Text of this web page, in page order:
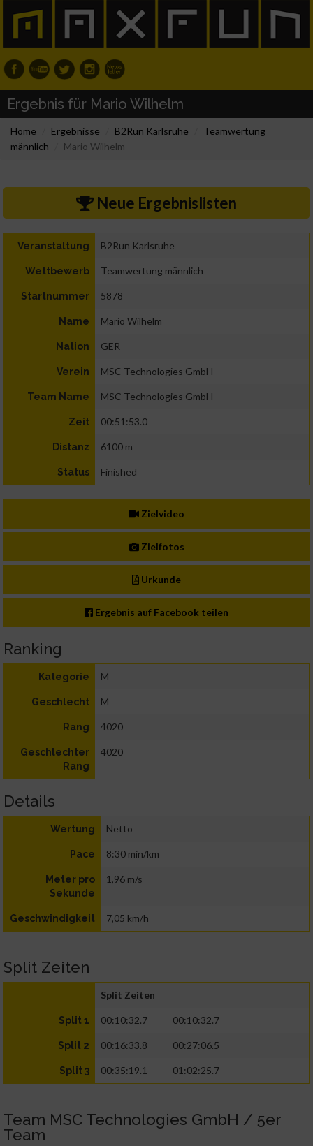
Ergebnis für Mario Wilhelm
Home Ergebnisse B2Run Karlsruhe
Teamwertung
männlich
Mario Wilhelm
Neue Ergebnislisten
Veranstaltung B2Run Karlsruhe
Wettbewerb Teamwertung männlich
Startnummer 5878
Name Mario Wilhelm
Nation GER
Verein MSC Technologies GmbH
Team Name MSC Technologies GmbH
Zeit 00:51:53.0
Distanz 6100 m
Status Finished
Zielvideo
Zielfotos
Urkunde
Ergebnis auf Facebook teilen
Ranking
Kategorie M
Geschlecht M
Rang 4020
Geschlechter
Rang
4020
Details
Wertung Netto
Pace 8:30 min/km
Meter pro
Sekunde
1,96 m/s
Geschwindigkeit 7,05 km/h
Split Zeiten
Split Zeiten
Split 1 00:10:32.7 00:10:32.7
Split 2 00:16:33.8 00:27:06.5
Split 3 00:35:19.1 01:02:25.7
Team MSC Technologies GmbH / 5er
Team